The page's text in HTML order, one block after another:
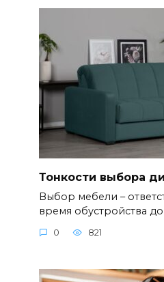
Тонкости выбора
Выбор мебели –
время обустройства
0 821